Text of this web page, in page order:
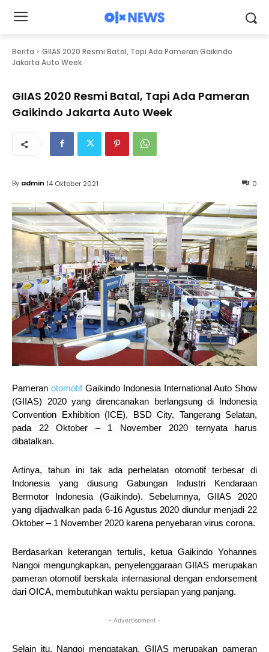
Berita
GIIAS 2020 Resmi Batal, Tapi Ada Pameran Gaikindo
Jakarta Auto Week
GIIAS 2020 Resmi Batal, Tapi Ada Pameran
Gaikindo Jakarta Auto Week
0
By admin 14 Oktober 2021
Pameran otomotif Gaikindo Indonesia International Auto Show
(GIIAS) 2020 yang direncanakan berlangsung di Indonesia
Convention Exhibition (ICE), BSD City, Tangerang Selatan,
pada 22 Oktober – 1 November 2020 ternyata harus
dibatalkan.
Artinya, tahun ini tak ada perhelatan otomotif terbesar di
Indonesia yang diusung Gabungan Industri Kendaraan
Bermotor Indonesia (Gaikindo). Sebelumnya, GIIAS 2020
yang dijadwalkan pada 6-16 Agustus 2020 diundur menjadi 22
Oktober – 1 November 2020 karena penyebaran virus corona.
Berdasarkan keterangan tertulis, ketua Gaikindo Yohannes
Nangoi mengungkapkan, penyelenggaraan GIIAS merupakan
pameran otomotif berskala internasional dengan endorsement
dari OICA, membutuhkan waktu persiapan yang panjang.
- Advertisement -
Selain itu, Nangoi mengatakan, GIIAS merupakan pameran